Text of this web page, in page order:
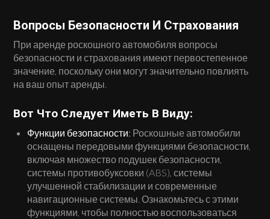
Вопросы Безопасности И Страхования
При аренде роскошного автомобиля вопросы
безопасности и страхования имеют первостепенное
значение, поскольку они могут значительно повлиять
на ваш опыт аренды.
Вот Что Следует Иметь В Виду:
Функции безопасности: Роскошные автомобили
оснащены передовыми функциями безопасности,
включая множество подушек безопасности,
системы противобуксовки (ABS), системы
улучшенной стабилизации и современные
навигационные системы. Ознакомьтесь с этими
функциями, чтобы полностью воспользоваться